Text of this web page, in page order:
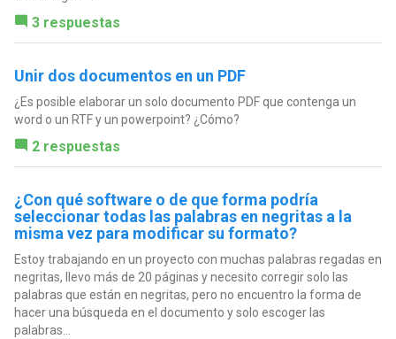
3 respuestas
Unir dos documentos en un PDF
¿Es posible elaborar un solo documento PDF que contenga un
word o un RTF y un powerpoint? ¿Cómo?
2 respuestas
¿Con qué software o de que forma podría
seleccionar todas las palabras en negritas a la
misma vez para modificar su formato?
Estoy trabajando en un proyecto con muchas palabras regadas en
negritas, llevo más de 20 páginas y necesito corregir solo las
palabras que están en negritas, pero no encuentro la forma de
hacer una búsqueda en el documento y solo escoger las
palabras...